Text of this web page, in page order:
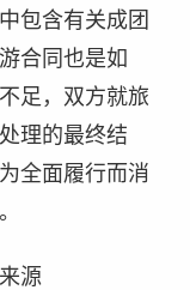
包含有关成团
合同也是如
足，双方就旅
理的最终结
全面履行而消
源